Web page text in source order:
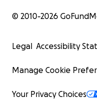
© 2010-2026
Legal Accessibility
Manage Cookie
Your Privacy Choices